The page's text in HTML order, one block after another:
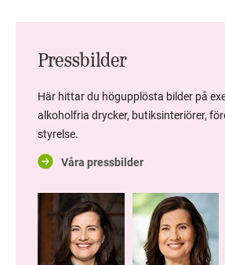
Pressbilder
Här hittar du högupplösta bilder på
alkoholfria drycker, butiksinteriörer,
styrelse.
Våra pressbilder